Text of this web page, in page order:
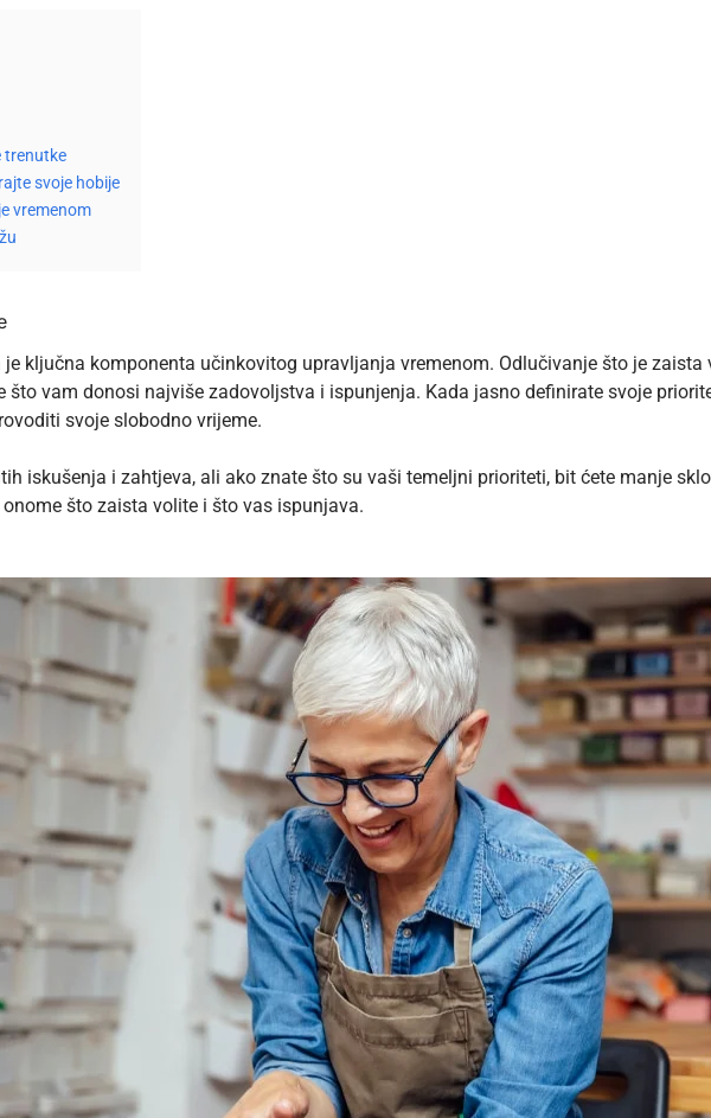
trenutke
svoje hobije
vremenom
ključna komponenta učinkovitog upravljanja vremenom. Odlučivanje što je
što vam donosi najviše zadovoljstva i ispunjenja. Kada jasno definirate svoje
svoje slobodno vrijeme.
iskušenja i zahtjeva, ali ako znate što su vaši temeljni prioriteti, bit ćete manje
što zaista volite i što vas ispunjava.